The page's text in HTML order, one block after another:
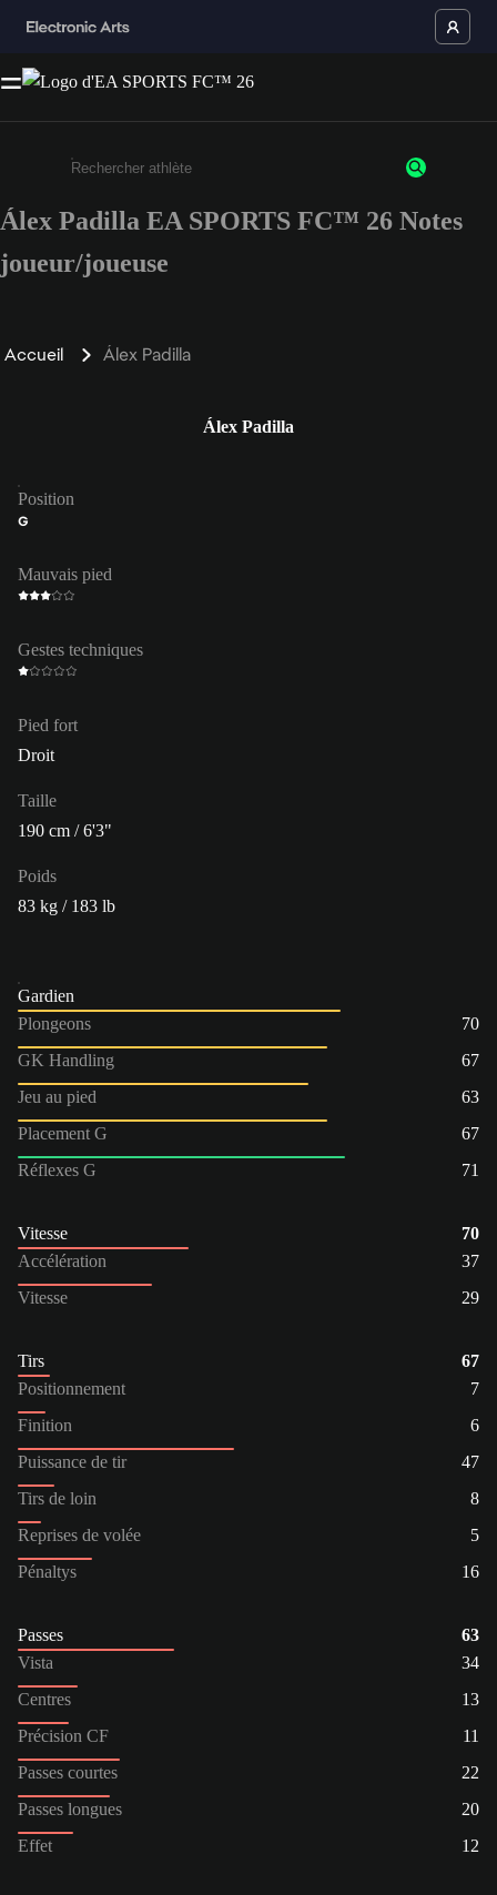
Saisissez au moins 3 caractères ou chiffres.
Álex Padilla EA SPORTS FC™ 26 Notes
joueur/joueuse
Accueil Álex Padilla
Álex Padilla
Position
G
Mauvais pied
Gestes techniques
Pied fort
Droit
Taille
190 cm / 6'3"
Poids
83 kg / 183 lb
Gardien
Plongeons
70
GK Handling
67
Jeu au pied
63
Placement G
67
Réflexes G
71
Vitesse
70
Accélération
37
Vitesse
29
Tirs
67
Positionnement
7
Finition
6
Puissance de tir
47
Tirs de loin
8
Reprises de volée
5
Pénaltys
16
Passes
63
Vista
34
Centres
13
Précision CF
11
Passes courtes
22
Passes longues
20
Effet
12